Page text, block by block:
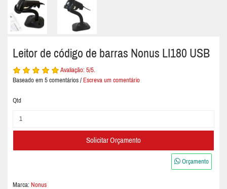
Leitor de código de barras Nonus LI180 USB
Avaliação: 5/5.
Baseado em 5 comentários / Escreva um comentário
Qtd
Solicitar Orçamento
Orçamento
Marca: Nonus